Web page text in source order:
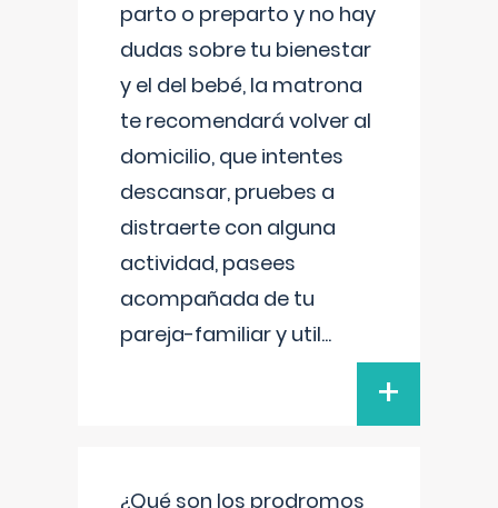
parto o preparto y no hay
dudas sobre tu bienestar
y el del bebé, la matrona
te recomendará volver al
domicilio, que intentes
descansar, pruebes a
distraerte con alguna
actividad, pasees
acompañada de tu
pareja-familiar y util...
+
¿Qué son los prodromos